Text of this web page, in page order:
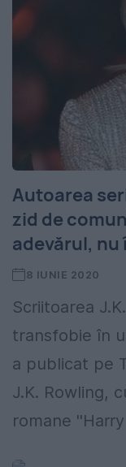
Autoarea
zid de
adevărul, nu
8 IUNIE 2020
Scriitoarea
transfobie în
a publicat pe
J.K. Rowling,
romane